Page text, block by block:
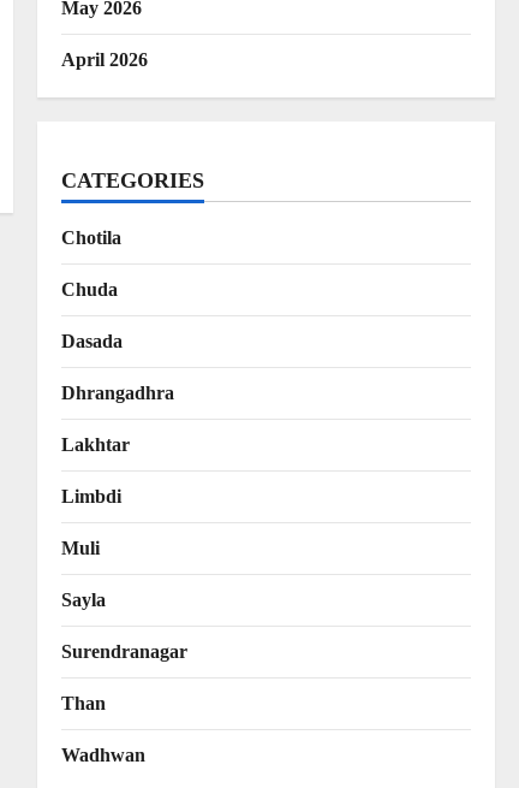
May 2026
April 2026
CATEGORIES
Chotila
Chuda
Dasada
Dhrangadhra
Lakhtar
Limbdi
Muli
Sayla
Surendranagar
Than
Wadhwan